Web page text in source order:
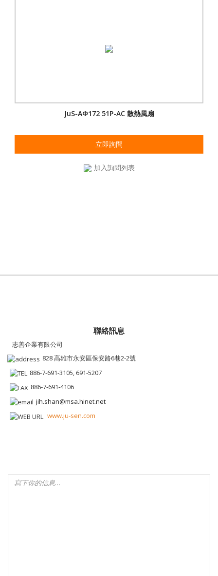
JuS-AΦ172 51P-AC 散熱風扇
立即詢問
加入詢問列表
聯絡訊息
志善企業有限公司
828 高雄市永安區保安路6巷2-2號
886-7-691-3105, 691-5207
886-7-691-4106
jih.shan@msa.hinet.net
www.ju-sen.com